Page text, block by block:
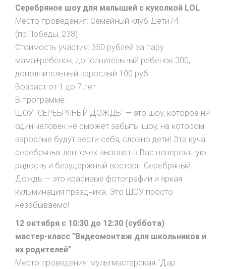
Серебряное шоу для малышей с куколкой LOL
Место проведения: Семейный клуб Дети74
(пр.Победы, 238)
Стоимость участия: 350 рублей за пару
мама+ребенок, дополнительный ребенок 300,
дополнительный взрослый 100 руб.
Возраст от 1 до 7 лет
В программе:
ШОУ "СЕРЕБРЯНЫЙ ДОЖДЬ" — это шоу, которое ни
один человек не сможет забыть; шоу, на котором
взрослые будут вести себя, словно дети! Эта куча
серебряных ленточек вызовет в Вас невероятную
радость и безудержный восторг! Серебряный
Дождь — это красивые фотографии и яркая
кульминация праздника. Это ШОУ просто
незабываемо!
12 октября с 10:30 до 12:30 (суббота)
мастер-класс "Видеомонтаж для школьников и
их родителей"
Место проведения: мультмастерская "Дар